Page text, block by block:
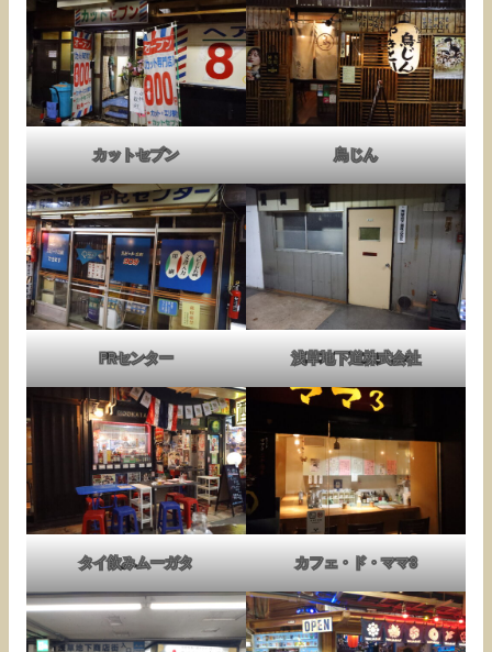
カットセブン 鳥じん
PRセンター 浅草地下道株式会社
タイ飲みムーガタ カフェ・ド・ママ3